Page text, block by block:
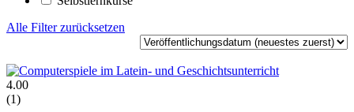
Alle Filter zurücksetzen
4.00
(1)